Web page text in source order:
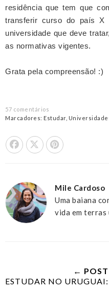
residência que tem que
transferir curso do país
universidade que deve
as normativas vigentes.
Grata pela compreensão! :)
57 comentários
Marcadores: Estudar,
Share On Facebook
Tweet This
Mile Cardoso
Uma baiana
vida em terras
← POST
ESTUDAR NO